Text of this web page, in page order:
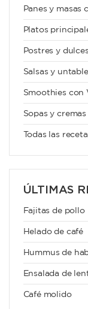
Panes y masas
Platos
Postres y
Salsas y
Smoothies con
Sopas y
Todas las
ÚLTIMAS
Fajitas de pollo
Helado de café
Hummus de
Ensalada de
Café molido